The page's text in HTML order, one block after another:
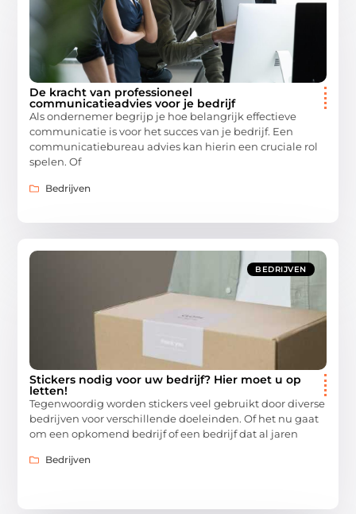
De kracht van professioneel
communicatieadvies voor je bedrijf
Als ondernemer begrijp je hoe belangrijk effectieve
communicatie is voor het succes van je bedrijf. Een
communicatiebureau advies kan hierin een cruciale rol
spelen. Of
Bedrijven
BEDRIJVEN
Stickers nodig voor uw bedrijf? Hier moet u op
letten!
Tegenwoordig worden stickers veel gebruikt door diverse
bedrijven voor verschillende doeleinden. Of het nu gaat
om een opkomend bedrijf of een bedrijf dat al jaren
Bedrijven